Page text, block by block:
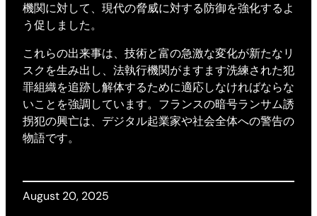
機関に対して、現代の脅威に対する防御を強化するよ
う促しました。
これらの出来事は、技術と富の急激な変化が新たなリ
スクを生み出し、法執行機関がますます洗練された犯
罪組織を追跡し解体するために適応しなければならな
いことを強調しています。フランスの暗号ランサム誘
拐犯の興亡は、デジタル起業家や社会全体への警告の
物語です。
August 20, 2025